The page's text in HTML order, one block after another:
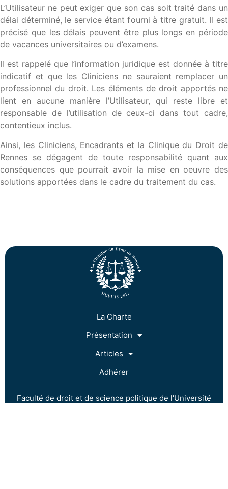
L’Utilisateur ne peut exiger que son cas soit traité dans un
délai déterminé, le service étant fourni à titre gratuit. Il est
précisé que les délais peuvent être plus longs en période
de vacances universitaires ou d’examens.
Il est rappelé que l’information juridique est donnée à titre
indicatif et que les Cliniciens ne sauraient remplacer un
professionnel du droit. Les éléments de droit apportés ne
lient en aucune manière l’Utilisateur, qui reste libre et
responsable de l’utilisation de ceux-ci dans tout cadre,
contentieux inclus.
Ainsi, les Cliniciens, Encadrants et la Clinique du Droit de
Rennes se dégagent de toute responsabilité quant aux
conséquences que pourrait avoir la mise en oeuvre des
solutions apportées dans le cadre du traitement du cas.
La Charte
Présentation
Articles
Adhérer
Faculté de droit et de science politique de l'Université